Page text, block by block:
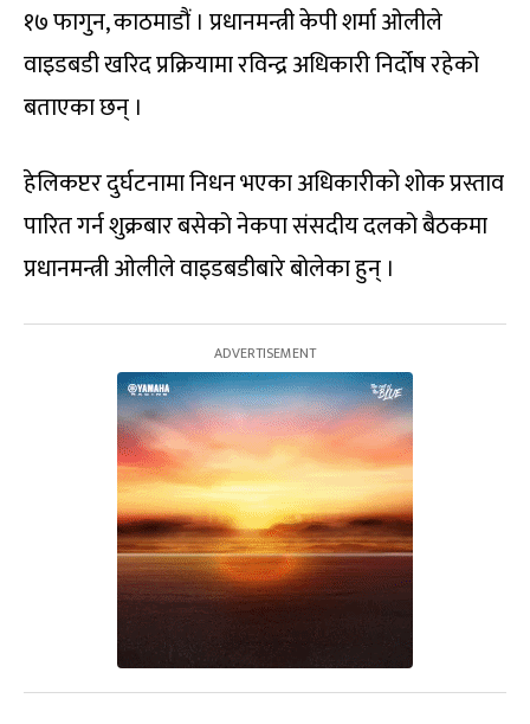
१७ फागुन, काठमाडौं । प्रधानमन्त्री केपी शर्मा ओलीले
वाइडबडी खरिद प्रक्रियामा रविन्द्र अधिकारी निर्दोष रहेको
बताएका छन् ।
हेलिकप्टर दुर्घटनामा निधन भएका अधिकारीको शोक प्रस्ताव
पारित गर्न शुक्रबार बसेको नेकपा संसदीय दलको बैठकमा
प्रधानमन्त्री ओलीले वाइडबडीबारे बोलेका हुन् ।